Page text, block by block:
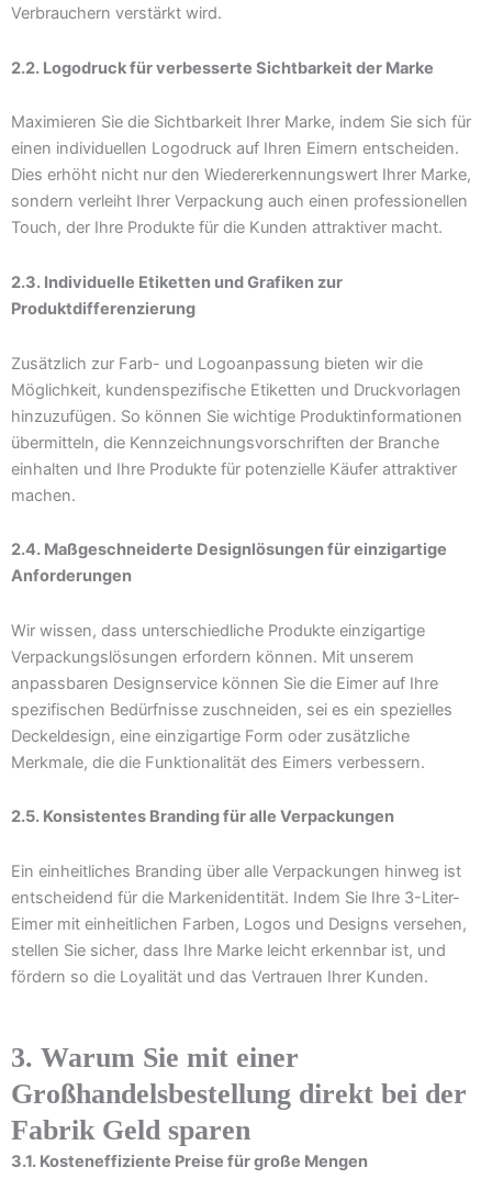
Verbrauchern verstärkt wird.
2.2. Logodruck für verbesserte Sichtbarkeit der Marke
Maximieren Sie die Sichtbarkeit Ihrer Marke, indem Sie sich für
einen individuellen Logodruck auf Ihren Eimern entscheiden.
Dies erhöht nicht nur den Wiedererkennungswert Ihrer Marke,
sondern verleiht Ihrer Verpackung auch einen professionellen
Touch, der Ihre Produkte für die Kunden attraktiver macht.
2.3. Individuelle Etiketten und Grafiken zur
Produktdifferenzierung
Zusätzlich zur Farb- und Logoanpassung bieten wir die
Möglichkeit, kundenspezifische Etiketten und Druckvorlagen
hinzuzufügen. So können Sie wichtige Produktinformationen
übermitteln, die Kennzeichnungsvorschriften der Branche
einhalten und Ihre Produkte für potenzielle Käufer attraktiver
machen.
2.4. Maßgeschneiderte Designlösungen für einzigartige
Anforderungen
Wir wissen, dass unterschiedliche Produkte einzigartige
Verpackungslösungen erfordern können. Mit unserem
anpassbaren Designservice können Sie die Eimer auf Ihre
spezifischen Bedürfnisse zuschneiden, sei es ein spezielles
Deckeldesign, eine einzigartige Form oder zusätzliche
Merkmale, die die Funktionalität des Eimers verbessern.
2.5. Konsistentes Branding für alle Verpackungen
Ein einheitliches Branding über alle Verpackungen hinweg ist
entscheidend für die Markenidentität. Indem Sie Ihre 3-Liter-
Eimer mit einheitlichen Farben, Logos und Designs versehen,
stellen Sie sicher, dass Ihre Marke leicht erkennbar ist, und
fördern so die Loyalität und das Vertrauen Ihrer Kunden.
3. Warum Sie mit einer
Großhandelsbestellung direkt bei der
Fabrik Geld sparen
3.1. Kosteneffiziente Preise für große Mengen